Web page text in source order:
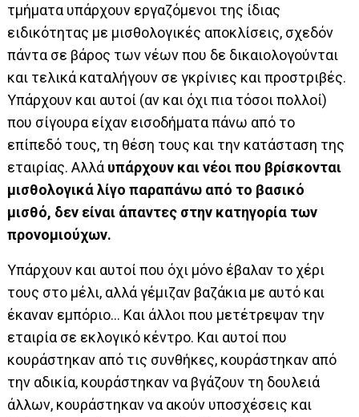
τμήματα υπάρχουν εργαζόμενοι της ίδιας
ειδικότητας με μισθολογικές αποκλίσεις, σχεδόν
πάντα σε βάρος των νέων που δε δικαιολογούνται
και τελικά καταλήγουν σε γκρίνιες και προστριβές.
Υπάρχουν και αυτοί (αν και όχι πια τόσοι πολλοί)
που σίγουρα είχαν εισοδήματα πάνω από το
επίπεδό τους, τη θέση τους και την κατάσταση της
εταιρίας. Αλλά υπάρχουν και νέοι που βρίσκονται
μισθολογικά λίγο παραπάνω από το βασικό
μισθό, δεν είναι άπαντες στην κατηγορία των
προνομιούχων.
Υπάρχουν και αυτοί που όχι μόνο έβαλαν το χέρι
τους στο μέλι, αλλά γέμιζαν βαζάκια με αυτό και
έκαναν εμπόριο… Και άλλοι που μετέτρεψαν την
εταιρία σε εκλογικό κέντρο. Και αυτοί που
κουράστηκαν από τις συνθήκες, κουράστηκαν από
την αδικία, κουράστηκαν να βγάζουν τη δουλειά
άλλων, κουράστηκαν να ακούν υποσχέσεις και